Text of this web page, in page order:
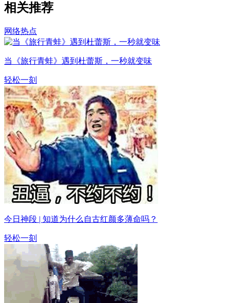
相关推荐
网络热点
当《旅行青蛙》遇到杜蕾斯，一秒就变味
轻松一刻
今日神段 | 知道为什么自古红颜多薄命吗？
轻松一刻